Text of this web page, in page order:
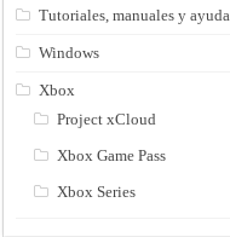
Tutoriales, manuales y ayuda
Windows
Xbox
Project xCloud
Xbox Game Pass
Xbox Series